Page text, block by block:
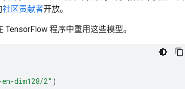
社区贡献者开放。
程序中重用这些模型。
dim128/2" )